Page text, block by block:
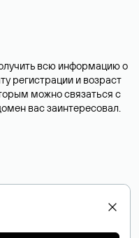
всю информацию о
регистрации и возраст
можно связаться с
вас заинтересовал.